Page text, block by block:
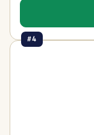
#4